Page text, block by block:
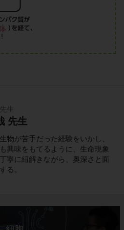
生
先生
物が苦手だった経験をいかし、
興味をもてるように、生命現象
寧に紐解きながら、奥深さと面
る。